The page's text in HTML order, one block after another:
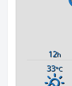
12h
33°C